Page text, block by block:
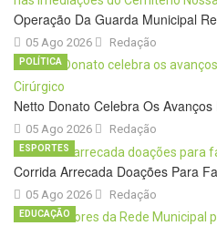
Operação Da Guarda Municipal
05 Ago 2026 Redação
Netto Donato Celebra Os
05 Ago 2026
POLÍTICA
Redação
Corrida Arrecada Doações Para
05 Ago 2026
ESPORTES
Redação
EDUCAÇÃO